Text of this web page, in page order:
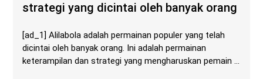
strategi yang dicintai oleh banyak orang
[ad_1] Alilabola adalah permainan populer yang telah
dicintai oleh banyak orang. Ini adalah permainan
keterampilan dan strategi yang mengharuskan pemain ...